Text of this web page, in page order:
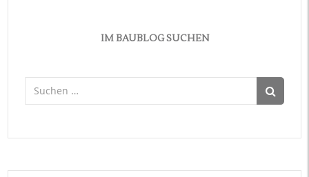
IM BAUBLOG SUCHEN
Suchen
nach: